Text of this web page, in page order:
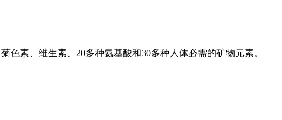
素、维生素、20多种氨基酸和30多种人体必需的矿物元素。